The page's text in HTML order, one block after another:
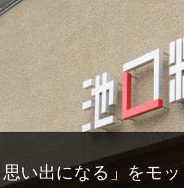
い出になる」をモッ